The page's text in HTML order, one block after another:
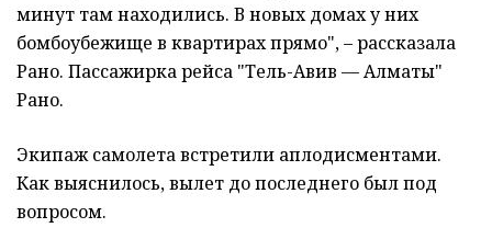
минут там находились. В новых домах у них
бомбоубежище в квартирах прямо", – рассказала
Рано. Пассажирка рейса "Тель-Авив — Алматы"
Рано.
Экипаж самолета встретили аплодисментами.
Как выяснилось, вылет до последнего был под
вопросом.